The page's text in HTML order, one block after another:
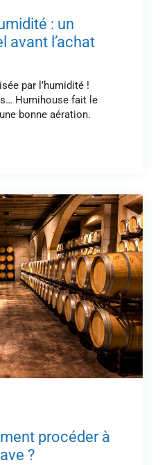
: un
avant l’achat
par l’humidité !
Humihouse fait le
bonne aération.
procéder à
?